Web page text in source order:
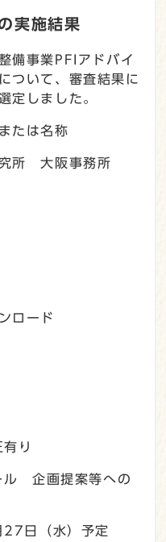
実施結果
備事業PFIアドバイ
ついて、審査結果に
定しました。
たは名称
所 大阪事務所
ロード
り
画提案等への
（水）予定